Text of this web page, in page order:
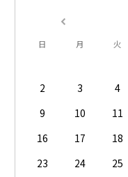
日 月 火
2
3 4
9
10 11
16
17 18
23
24 25